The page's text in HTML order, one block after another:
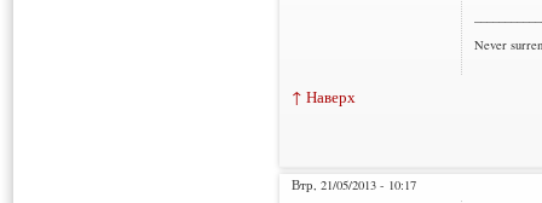
Never
↑ Наверх
Втр, 21/05/2013 - 10:17